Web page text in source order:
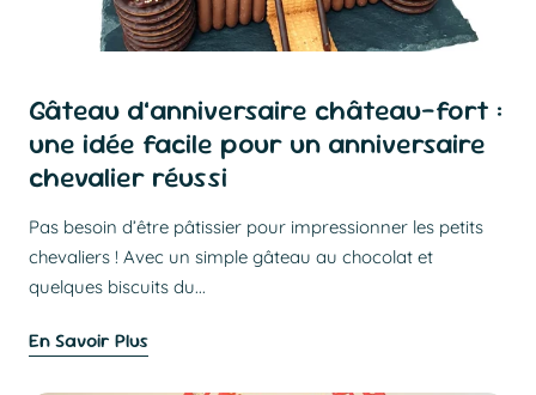
Gâteau d’anniversaire château-fort :
une idée facile pour un anniversaire
chevalier réussi
Pas besoin d’être pâtissier pour impressionner les petits
chevaliers ! Avec un simple gâteau au chocolat et
quelques biscuits du...
En Savoir Plus